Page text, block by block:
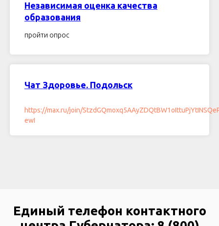
Независимая оценка качества
образования
пройти опрос
Чат Здоровье. Подольск
https://max.ru/join/
ewI
Единый телефон контактного